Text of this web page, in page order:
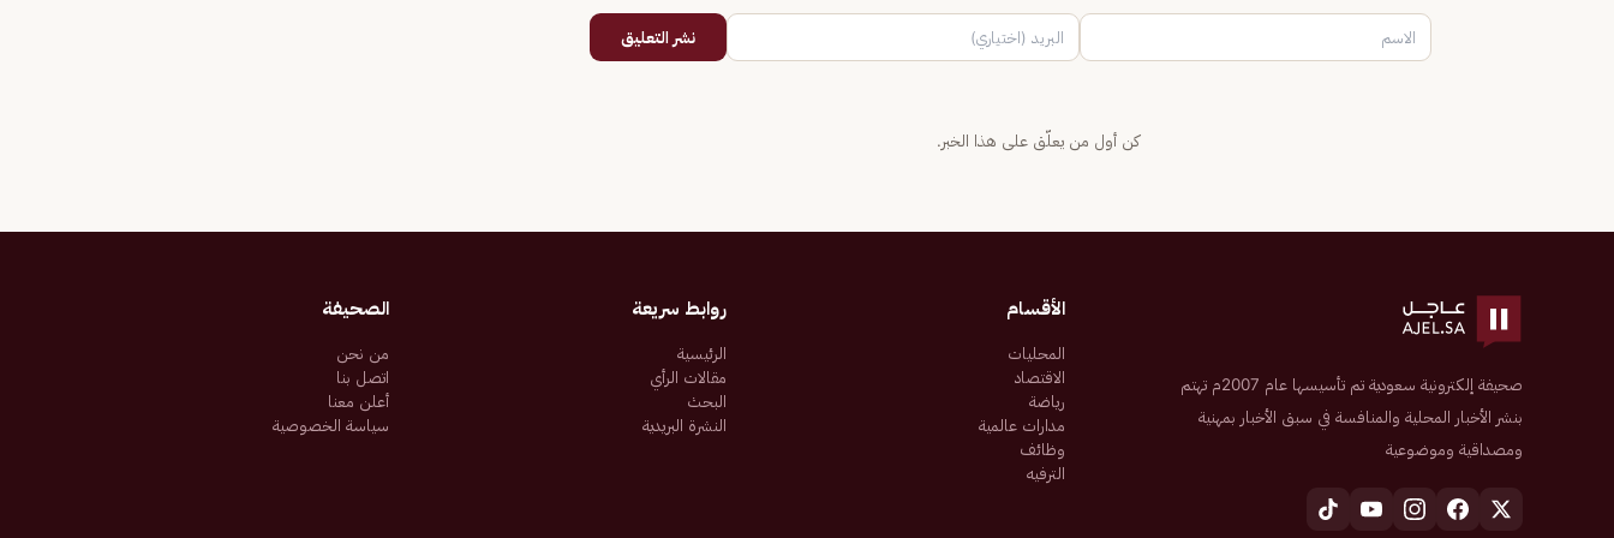
نشر التعليق
كن أول من يعلّق على هذا الخبر.
صحيفة إلكترونية سعودية تم تأسيسها عام 2007م تهتم
بنشر الأخبار المحلية والمنافسة في سبق الأخبار بمهنية
ومصداقية وموضوعية
الأقسام
المحليات
الاقتصاد
رياضة
مدارات عالمية
وظائف
الترفيه
روابط سريعة
الرئيسية
مقالات الرأي
البحث
النشرة البريدية
الصحيفة
من نحن
اتصل بنا
أعلن معنا
سياسة الخصوصية